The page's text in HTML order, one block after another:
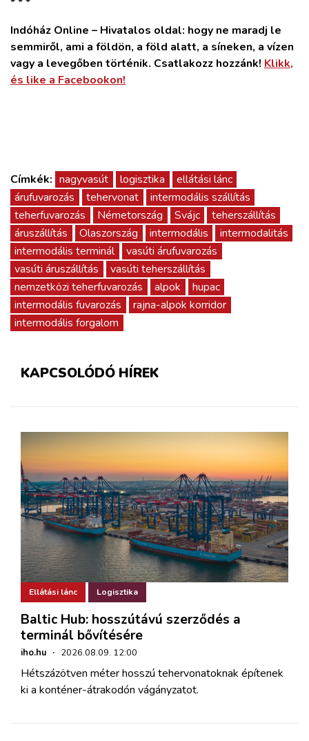
Indóház Online – Hivatalos oldal: hogy ne maradj le
semmiről, ami a földön, a föld alatt, a síneken, a vízen
vagy a levegőben történik. Csatlakozz hozzánk! Klikk,
és like a Facebookon!
Címkék: nagyvasút logisztika
ellátási lánc
árufuvarozás
tehervonat
intermodális szállítás
teherfuvarozás
Németország Svájc
teherszállítás
áruszállítás
Olaszország intermodális
intermodalitás
intermodális terminál
vasúti árufuvarozás
vasúti áruszállítás
vasúti teherszállítás
nemzetközi teherfuvarozás
alpok
hupac
intermodális fuvarozás
rajna-alpok korridor
intermodális forgalom
KAPCSOLÓDÓ HÍREK
Ellátási lánc Logisztika
Baltic Hub: hosszútávú szerződés a
terminál bővítésére
iho.hu · 2026.08.09. 12:00
Hétszázötven méter hosszú tehervonatoknak építenek
ki a konténer-átrakodón vágányzatot.